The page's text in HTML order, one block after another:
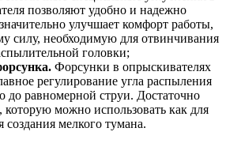
позволяют удобно и надежно
улучшает комфорт работы,
силу, необходимую для отвинчивания
головки;
Форсунки в опрыскивателях
регулирование угла распыления
до равномерной струи. Достаточно
можно использовать как для
создания мелкого тумана.